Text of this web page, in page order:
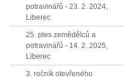
potravinářů - 23. 2. 2024,
Liberec
25. ples zemědělců a
potravinářů - 14. 2. 2025,
Liberec
3. ročník otevřeného